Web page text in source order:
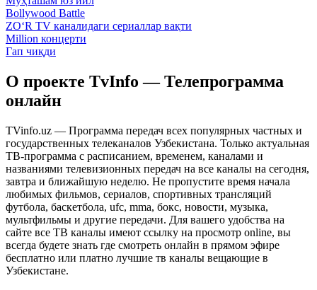
Bollywood Battle
ZO‘R TV каналидаги сериаллар вақти
Million концерти
Гап чиқди
О проекте TvInfo — Телепрограмма
онлайн
TVinfo.uz — Программа передач всех популярных частных и
государственных телеканалов Узбекистана. Только актуальная
ТВ-программа с расписанием, временем, каналами и
названиями телевизионных передач на все каналы на сегодня,
завтра и ближайшую неделю. Не пропустите время начала
любимых фильмов, сериалов, спортивных трансляций
футбола, баскетбола, ufc, mma, бокс, новости, музыка,
мультфильмы и другие передачи. Для вашего удобства на
сайте все ТВ каналы имеют ссылку на просмотр online, вы
всегда будете знать где смотреть онлайн в прямом эфире
бесплатно или платно лучшие тв каналы вещающие в
Узбекистане.